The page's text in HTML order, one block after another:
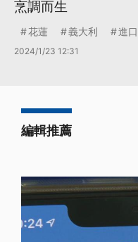
烹調而生
花蓮 義大利 進口
2024/1/23 12:31
編輯推薦